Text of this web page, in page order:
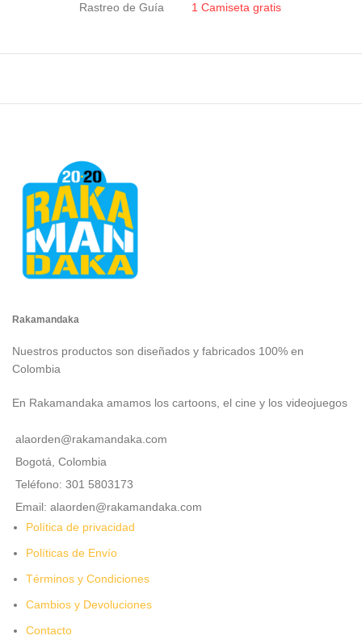
Rastreo de Guía 1 Camiseta gratis
Rakamandaka
Nuestros productos son diseñados y fabricados 100% en
Colombia
En Rakamandaka amamos los cartoons, el cine y los videojuegos
alaorden@rakamandaka.com
Bogotá, Colombia
Teléfono: 301 5803173
Email: alaorden@rakamandaka.com
Política de privacidad
Políticas de Envío
Términos y Condiciones
Cambios y Devoluciones
Contacto